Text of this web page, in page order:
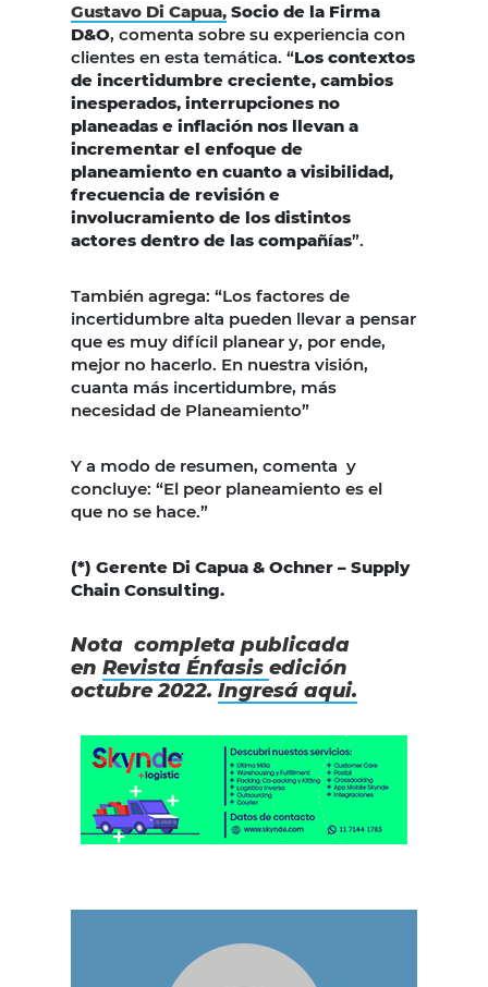
Gustavo Di Capua, Socio de la Firma
D&O, comenta sobre su experiencia con
clientes en esta temática. “Los contextos
de incertidumbre creciente, cambios
inesperados, interrupciones no
planeadas e inflación nos llevan a
incrementar el enfoque de
planeamiento en cuanto a visibilidad,
frecuencia de revisión e
involucramiento de los distintos
actores dentro de las compañías”.
También agrega: “Los factores de
incertidumbre alta pueden llevar a pensar
que es muy difícil planear y, por ende,
mejor no hacerlo. En nuestra visión,
cuanta más incertidumbre, más
necesidad de Planeamiento”
Y a modo de resumen, comenta y
concluye: “El peor planeamiento es el
que no se hace.”
(*) Gerente Di Capua & Ochner – Supply
Chain Consulting.
Nota completa publicada
en Revista Énfasis edición
octubre 2022. Ingresá aqui.